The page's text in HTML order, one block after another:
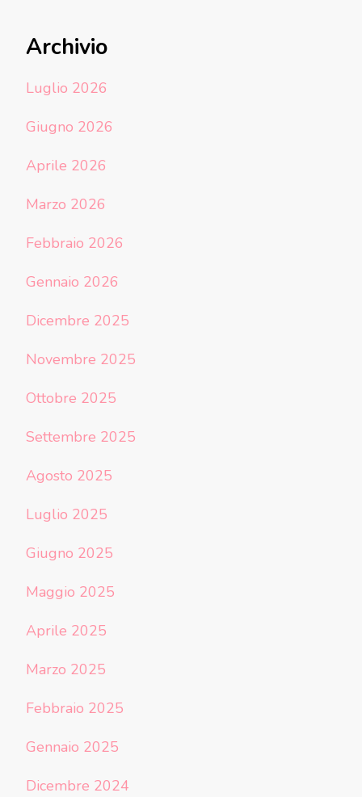
Archivio
Luglio 2026
Giugno 2026
Aprile 2026
Marzo 2026
Febbraio 2026
Gennaio 2026
Dicembre 2025
Novembre 2025
Ottobre 2025
Settembre 2025
Agosto 2025
Luglio 2025
Giugno 2025
Maggio 2025
Aprile 2025
Marzo 2025
Febbraio 2025
Gennaio 2025
Dicembre 2024